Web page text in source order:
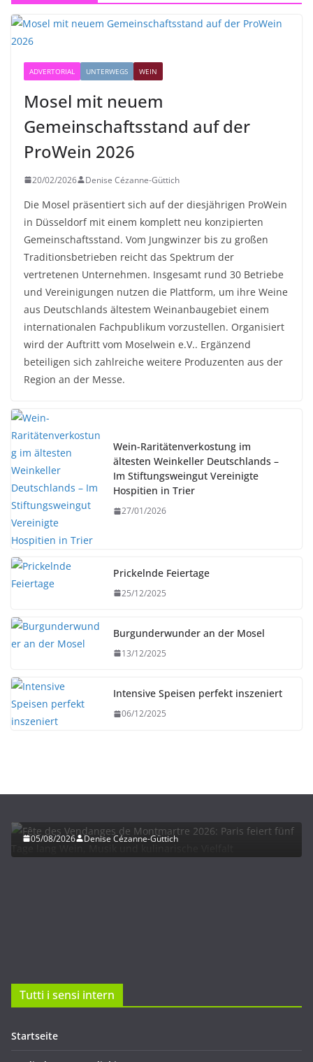
ADVERTORIAL UNTERWEGS WEIN
Mosel mit neuem
Gemeinschaftsstand auf der
ProWein 2026
20/02/2026 Denise Cézanne-Güttich
Die Mosel präsentiert sich auf der diesjährigen ProWein
in Düsseldorf mit einem komplett neu konzipierten
Gemeinschaftsstand. Vom Jungwinzer bis zu großen
Traditionsbetrieben reicht das Spektrum der
vertretenen Unternehmen. Insgesamt rund 30 Betriebe
und Vereinigungen nutzen die Plattform, um ihre Weine
aus Deutschlands ältestem Weinanbaugebiet einem
internationalen Fachpublikum vorzustellen. Organisiert
wird der Auftritt vom Moselwein e.V.. Ergänzend
beteiligen sich zahlreiche weitere Produzenten aus der
Region an der Messe.
Wein-Raritätenverkostung im
ältesten Weinkeller Deutschlands –
Im Stiftungsweingut Vereinigte
Hospitien in Trier
27/01/2026
Prickelnde Feiertage
25/12/2025
Burgunderwunder an der Mosel
13/12/2025
Intensive Speisen perfekt inszeniert
06/12/2025
05/08/2026 Denise Cézanne-Güttich
Tutti i sensi intern
Startseite